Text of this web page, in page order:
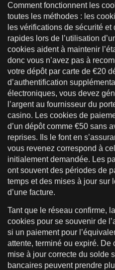
Comment fonctionnent les
toutes les méthodes : les
les vérifications de sécurité
rapides lors de l’utilisation
cookies aident à maintenir
donc vous n’avez pas à
votre dépôt par carte de €20
d’authentification
électroniques, vous devez
l’argent au fournisseur du
casino. Les cookies de
d’un dépôt comme €50 sans
reprises. Ils le font en
vous revenez correspond à
initialement demandée. Les
ont souvent des périodes de
temps et des mises à jour sur
d’une facture.
Tant que le réseau confirme,
cookies pour se souvenir de
si un paiement pour
attente, terminé ou expiré. De
mise à jour correcte du solde
bancaires peuvent prendre